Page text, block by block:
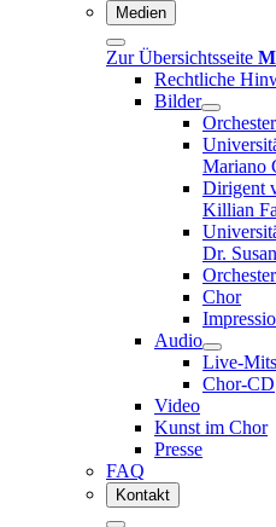
Medien
Zur Übersichtsseite
Rechtliche
Bilder
Mariano
Dirigent
Killian
Dr.
Orchester
Chor
Audio
Live-
Chor-CD
Video
Kunst im Chor
Presse
FAQ
Kontakt